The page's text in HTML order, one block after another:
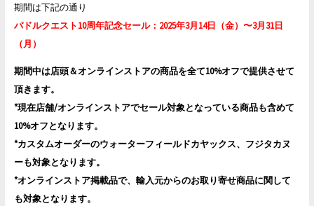
期間は下記の通り
パドルクエスト10周年記念セール：2025年3月14日（金）〜3月31日
（月）
期間中は店頭＆オンラインストアの商品を全て10%オフで提供させて
頂きます。
*現在店舗/オンラインストアでセール対象となっている商品も含めて
10%オフとなります。
*カスタムオーダーのウォーターフィールドカヤックス、フジタカヌ
ーも対象となります。
*オンラインストア掲載品で、輸入元からのお取り寄せ商品に関して
も対象となります。